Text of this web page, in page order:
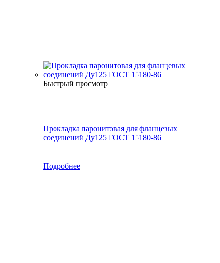
Быстрый просмотр
Прокладка паронитовая для фланцевых
соединений Ду125 ГОСТ 15180-86
Подробнее